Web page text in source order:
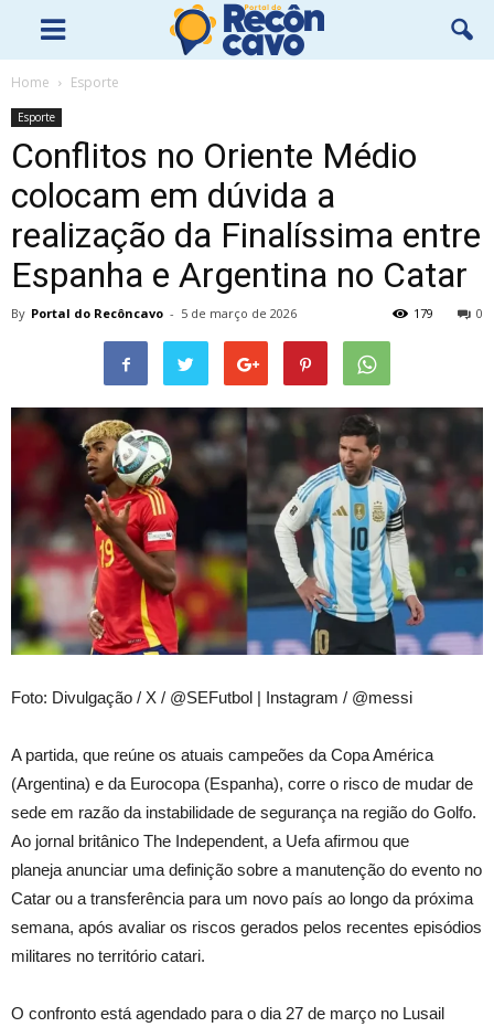
Home Esporte
Esporte
Conflitos no Oriente Médio
colocam em dúvida a
realização da Finalíssima entre
Espanha e Argentina no Catar
By Portal do Recôncavo - 5 de março de 2026 0
179
Foto: Divulgação / X / @SEFutbol | Instagram / @messi
A partida, que reúne os atuais campeões da Copa América
(Argentina) e da Eurocopa (Espanha), corre o risco de mudar de
sede em razão da instabilidade de segurança na região do Golfo.
Ao jornal britânico The Independent, a Uefa afirmou que
planeja anunciar uma definição sobre a manutenção do evento no
Catar ou a transferência para um novo país ao longo da próxima
semana, após avaliar os riscos gerados pelos recentes episódios
militares no território catari.
O confronto está agendado para o dia 27 de março no Lusail